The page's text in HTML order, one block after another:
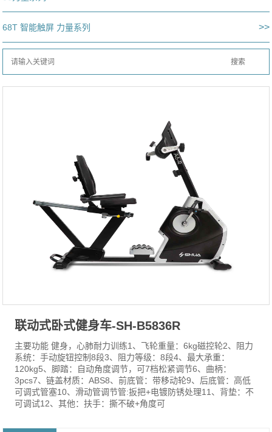
68T 智能触屏 力量系列 >>
联动式卧式健身车-SH-B5836R
主要功能 健身，心肺耐力训练1、飞轮重量：6kg磁控轮2、阻力
系统：手动旋钮控制8段3、阻力等级：8段4、最大承重：
120kg5、脚踏：自动角度调节，可7档松紧调节6、曲柄：
3pcs7、链盖材质：ABS8、前底管：带移动轮9、后底管：高低
可调式管塞10、滑动管调节管:扳把+电镀防锈处理11、背垫：不
可调试12、其他：扶手：撕不破+角度可